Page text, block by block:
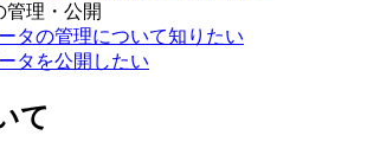
管理・公開
タの管理について知りたい
タを公開したい
て